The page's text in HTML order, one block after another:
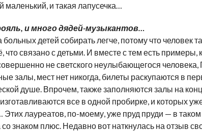
маленький, и такая лапусечка…
и много дядей-музыкантов…
детей собирать легче, потому что человек
что связано с детьми. И вместе с тем есть примеры,
не светского неулыбающегося человека,
залы, мест нет никогда, билеты раскупаются в
душе. Впрочем, также заполняются залы на
все в одной пробирке, и которых
лауреатов, по-моему, уже пруд пруди — в таком
знаком плюс. Недавно вот наткнулась на отзыв